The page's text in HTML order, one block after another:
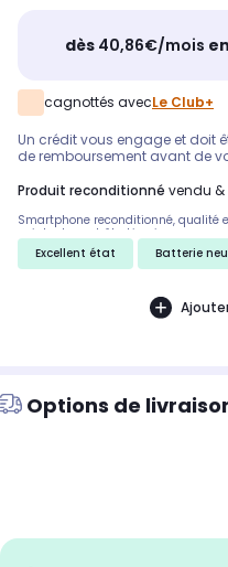
dès 40,86€/mois
cagnottés avecLe Club+
Un crédit vous engage et doit
de remboursement avant de
produit reconditionné vendu &
Smartphone reconditionné, qualité
points de contrôle. Livraison
d'alimentation et extracteur SIM.
Excellent état Batterie
Options de